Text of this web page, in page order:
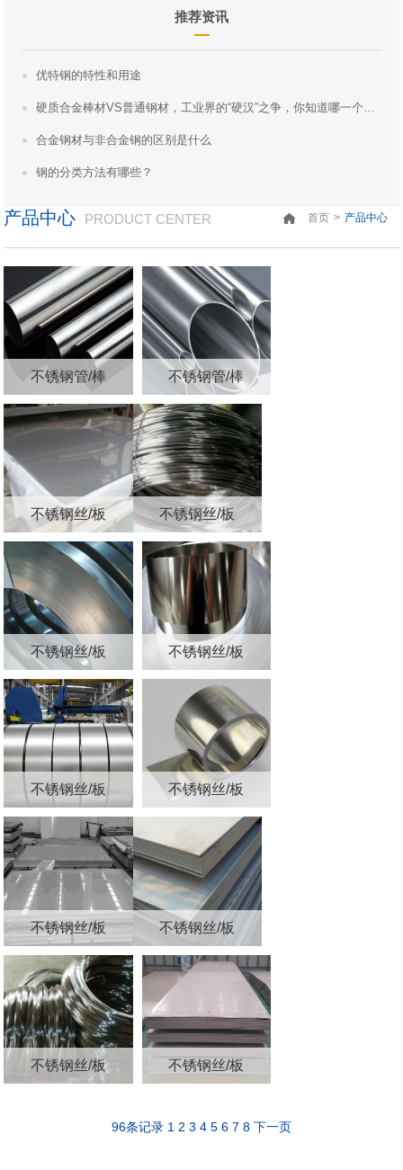
推荐资讯
优特钢的特性和用途
硬质合金棒材VS普通钢材，工业界的“硬汉”之争，你知道哪一个更胜一筹吗？
合金钢材与非合金钢的区别是什么
钢的分类方法有哪些？
产品中心 PRODUCT CENTER 首页 > 产品中心
不锈钢管/棒 不锈钢管/棒
不锈钢丝/板 不锈钢丝/板
不锈钢丝/板 不锈钢丝/板
不锈钢丝/板 不锈钢丝/板
不锈钢丝/板 不锈钢丝/板
不锈钢丝/板 不锈钢丝/板
96条记录 1 2 3 4 5 6 7 8 下一页